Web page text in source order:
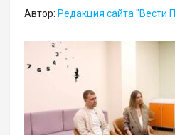
Автор: Редакция сайта "Вести